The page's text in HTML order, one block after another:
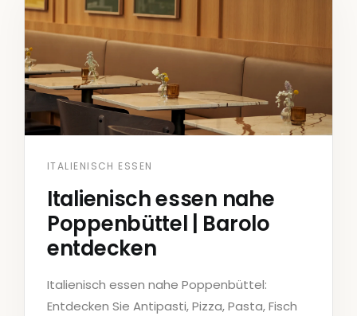
ITALIENISCH ESSEN
Italienisch essen nahe
Poppenbüttel | Barolo
entdecken
Italienisch essen nahe Poppenbüttel:
Entdecken Sie Antipasti, Pizza, Pasta, Fisch